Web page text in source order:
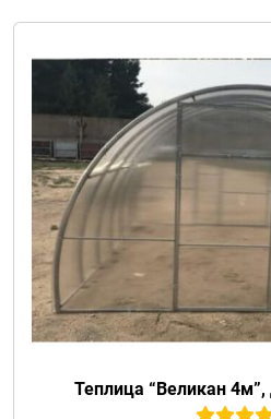
Теплица “Великан